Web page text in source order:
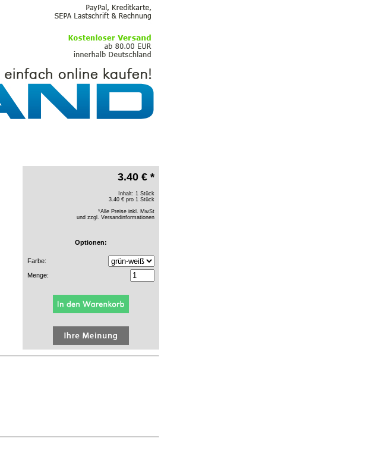
3.40 € *
Inhalt: 1 Stück
3.40 € pro 1 Stück
*Alle Preise inkl. MwSt
und zzgl. Versandinformationen
Optionen:
Farbe:
Menge: